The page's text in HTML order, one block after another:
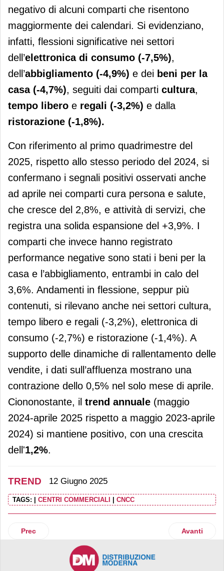
negativo di alcuni comparti che risentono
maggiormente dei calendari. Si evidenziano,
infatti, flessioni significative nei settori
dell’elettronica di consumo (-7,5%),
dell’abbigliamento (-4,9%) e dei beni per la
casa (-4,7%), seguiti dai comparti cultura,
tempo libero e regali (-3,2%) e dalla
ristorazione (-1,8%).
Con riferimento al primo quadrimestre del
2025, rispetto allo stesso periodo del 2024, si
confermano i segnali positivi osservati anche
ad aprile nei comparti cura persona e salute,
che cresce del 2,8%, e attività di servizi, che
registra una solida espansione del +3,9%. I
comparti che invece hanno registrato
performance negative sono stati i beni per la
casa e l’abbigliamento, entrambi in calo del
3,6%. Andamenti in flessione, seppur più
contenuti, si rilevano anche nei settori cultura,
tempo libero e regali (-3,2%), elettronica di
consumo (-2,7%) e ristorazione (-1,4%). A
supporto delle dinamiche di rallentamento delle
vendite, i dati sull’affluenza mostrano una
contrazione dello 0,5% nel solo mese di aprile.
Ciononostante, il trend annuale (maggio
2024-aprile 2025 rispetto a maggio 2023-aprile
2024) si mantiene positivo, con una crescita
dell'1,2%.
TREND 12 Giugno 2025
TAGS: | CENTRI COMMERCIALI | CNCC
Articolo precedente: Prodotti ittici norvegesi, cresce il
Prec Articolo
Avanti